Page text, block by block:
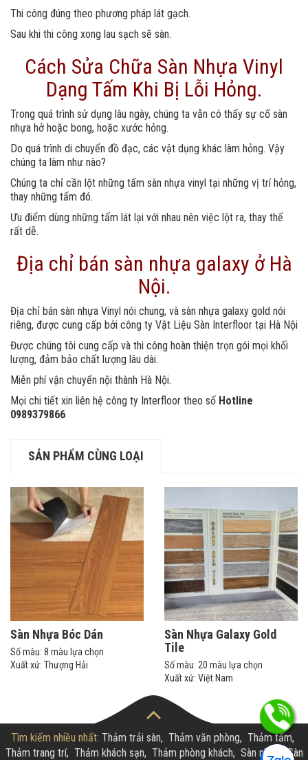
Thi công đúng theo phương pháp lát gạch.
Sau khi thi công xong lau sạch sẽ sàn.
Cách Sửa Chữa Sàn Nhựa Vinyl
Dạng Tấm Khi Bị Lỗi Hỏng.
Trong quá trình sử dụng lâu ngày, chúng ta vẫn có thấy sự cố sàn
nhựa hở hoặc bong, hoặc xước hỏng.
Do quá trình di chuyển đồ đạc, các vật dụng khác làm hỏng. Vậy
chúng ta làm như nào?
Chúng ta chỉ cần lột những tấm sàn nhựa vinyl tại những vị trí hỏng,
thay những tấm đó.
Ưu điểm dùng những tấm lát lại với nhau nên việc lột ra, thay thế
rất dễ.
Địa chỉ bán sàn nhựa galaxy ở Hà
Nội.
Địa chỉ bán sàn nhựa Vinyl nói chung, và sàn nhựa galaxy gold nói
riêng, được cung cấp bởi công ty Vật Liệu Sàn Interfloor tại Hà Nội
Được chúng tôi cung cấp và thi công hoàn thiện trọn gói mọi khối
lượng, đảm bảo chất lượng lâu dài.
Miễn phí vận chuyển nội thành Hà Nội.
Mọi chi tiết xin liên hệ công ty Interfloor theo số Hotline
0989379866
SẢN PHẨM CÙNG LOẠI
Sàn Nhựa Bóc Dán
Số màu: 8 màu lựa chọn
Xuất xứ: Thượng Hải
Sàn Nhựa Galaxy Gold
Tile
Số màu: 20 màu lựa chọn
Xuất xứ: Việt Nam
Tìm kiếm nhiều nhất: Thảm trải sàn, Thảm văn phòng, Thảm tấm,
Thảm trang trí, Thảm khách sạn, Thảm phòng khách, Sàn nhựa Sàn